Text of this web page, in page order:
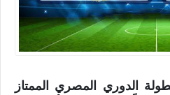
الدوري المصري الممتاز